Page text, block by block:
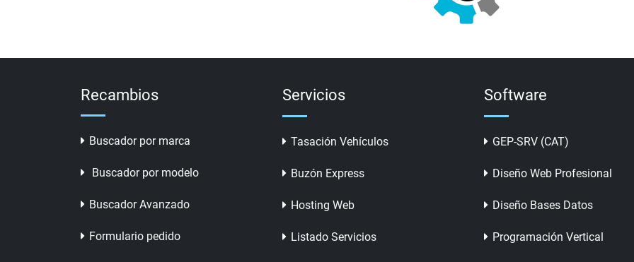
Recambios
Buscador por marca
Buscador por modelo
Buscador Avanzado
Formulario pedido
Servicios
Tasación Vehículos
Buzón Express
Hosting Web
Listado Servicios
Software
GEP-SRV (CAT)
Diseño Web Profesional
Diseño Bases Datos
Programación Vertical